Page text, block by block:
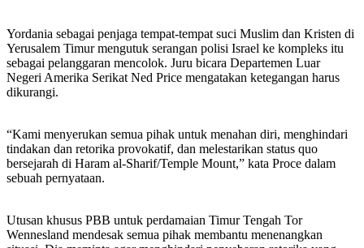
Yordania sebagai penjaga tempat-tempat suci Muslim dan Kristen di
Yerusalem Timur mengutuk serangan polisi Israel ke kompleks itu
sebagai pelanggaran mencolok. Juru bicara Departemen Luar
Negeri Amerika Serikat Ned Price mengatakan ketegangan harus
dikurangi.
“Kami menyerukan semua pihak untuk menahan diri, menghindari
tindakan dan retorika provokatif, dan melestarikan status quo
bersejarah di Haram al-Sharif/Temple Mount,” kata Proce dalam
sebuah pernyataan.
Utusan khusus PBB untuk perdamaian Timur Tengah Tor
Wennesland mendesak semua pihak membantu menenangkan